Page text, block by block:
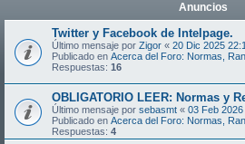
Anuncios
Twitter y Facebook de Intelpage.
Último mensaje por Zigor « 20 Dic 2025
Publicado en Acerca del Foro: Normas,
Respuestas: 16
OBLIGATORIO LEER: Normas y
Último mensaje por sebasmt « 03 Feb
Publicado en Acerca del Foro: Normas,
Respuestas: 4